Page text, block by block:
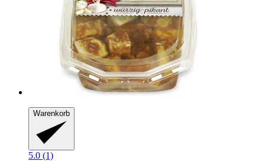
Warenkorb
5.0 (1)